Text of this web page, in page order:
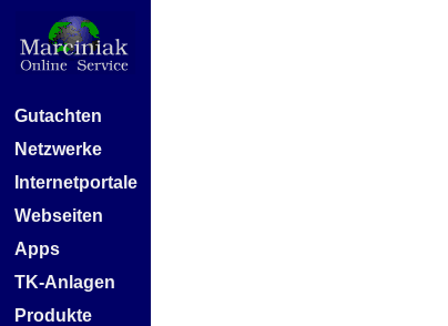
Gutachten
Netzwerke
Internetportale
Webseiten
Apps
TK-Anlagen
Produkte